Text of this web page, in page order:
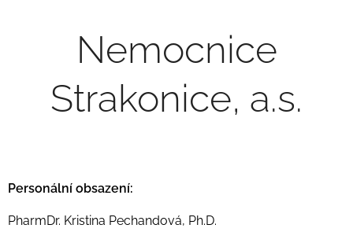
Nemocnice
Strakonice, a.s.
Personální obsazení:
PharmDr. Kristina Pechandová, Ph.D.